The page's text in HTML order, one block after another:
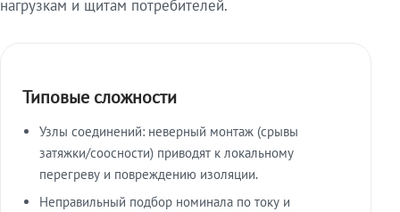
нагрузкам и щитам потребителей.
Типовые сложности
Узлы соединений: неверный монтаж (срывы
затяжки/соосности) приводят к локальному
перегреву и повреждению изоляции.
Неправильный подбор номинала по току и